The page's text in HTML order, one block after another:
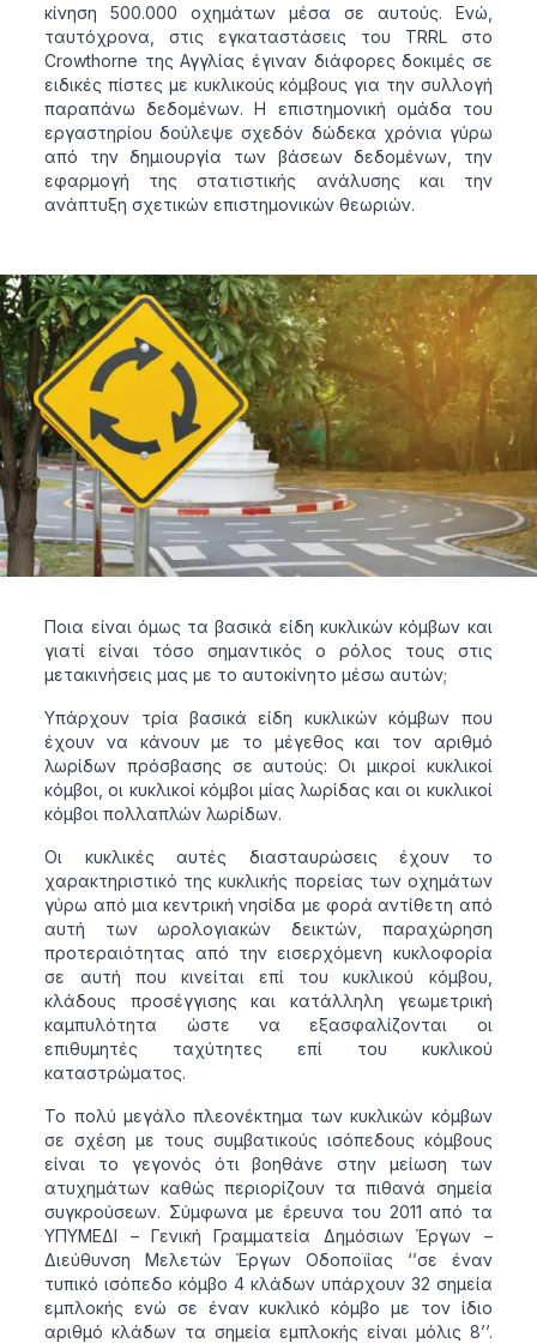
κίνηση 500.000 οχημάτων μέσα σε αυτούς. Ενώ,
ταυτόχρονα, στις εγκαταστάσεις του TRRL στο
Crowthorne της Αγγλίας έγιναν διάφορες δοκιμές σε
ειδικές πίστες με κυκλικούς κόμβους για την συλλογή
παραπάνω δεδομένων. Η επιστημονική ομάδα του
εργαστηρίου δούλεψε σχεδόν δώδεκα χρόνια γύρω
από την δημιουργία των βάσεων δεδομένων, την
εφαρμογή της στατιστικής ανάλυσης και την
ανάπτυξη σχετικών επιστημονικών θεωριών.
Ποια είναι όμως τα βασικά είδη κυκλικών κόμβων και
γιατί είναι τόσο σημαντικός ο ρόλος τους στις
μετακινήσεις μας με το αυτοκίνητο μέσω αυτών;
Υπάρχουν τρία βασικά είδη κυκλικών κόμβων που
έχουν να κάνουν με το μέγεθος και τον αριθμό
λωρίδων πρόσβασης σε αυτούς: Οι μικροί κυκλικοί
κόμβοι, οι κυκλικοί κόμβοι μίας λωρίδας και οι κυκλικοί
κόμβοι πολλαπλών λωρίδων.
Οι κυκλικές αυτές διασταυρώσεις έχουν το
χαρακτηριστικό της κυκλικής πορείας των οχημάτων
γύρω από μια κεντρική νησίδα με φορά αντίθετη από
αυτή των ωρολογιακών δεικτών, παραχώρηση
προτεραιότητας από την εισερχόμενη κυκλοφορία
σε αυτή που κινείται επί του κυκλικού κόμβου,
κλάδους προσέγγισης και κατάλληλη γεωμετρική
καμπυλότητα ώστε να εξασφαλίζονται οι
επιθυμητές ταχύτητες επί του κυκλικού
καταστρώματος.
Το πολύ μεγάλο πλεονέκτημα των κυκλικών κόμβων
σε σχέση με τους συμβατικούς ισόπεδους κόμβους
είναι το γεγονός ότι βοηθάνε στην μείωση των
ατυχημάτων καθώς περιορίζουν τα πιθανά σημεία
συγκρούσεων. Σύμφωνα με έρευνα του 2011 από τα
ΥΠΥΜΕΔΙ – Γενική Γραμματεία Δημόσιων Έργων –
Διεύθυνση Μελετών Έργων Οδοποϊίας ‘’σε έναν
τυπικό ισόπεδο κόμβο 4 κλάδων υπάρχουν 32 σημεία
εμπλοκής ενώ σε έναν κυκλικό κόμβο με τον ίδιο
αριθμό κλάδων τα σημεία εμπλοκής είναι μόλις 8’’.